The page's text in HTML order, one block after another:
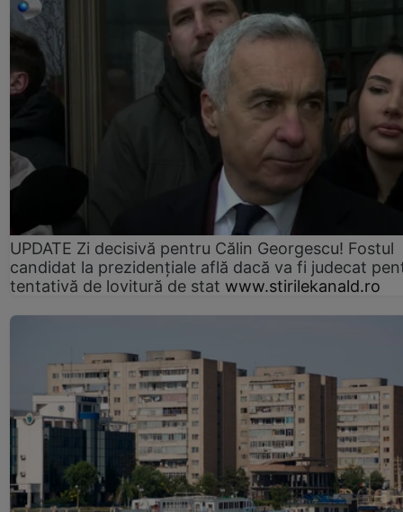
UPDATE Zi decisivă pentru Călin Georgescu! Fostul
candidat la prezidențiale află dacă va fi judecat
tentativă de lovitură de stat www.stirilekanald.ro